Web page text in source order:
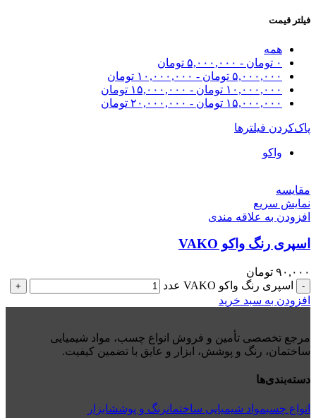
فیلتر قیمت
همه
۰ تومان - ۵,۰۰۰,۰۰۰ تومان
۵,۰۰۰,۰۰۰ تومان - ۱۰,۰۰۰,۰۰۰ تومان
۱۰,۰۰۰,۰۰۰ تومان - ۱۵,۰۰۰,۰۰۰ تومان
۱۵,۰۰۰,۰۰۰ تومان - ۲۰,۰۰۰,۰۰۰ تومان
پاک‌کردن فیلترها
واکو
مقايسه
نمایش سریع
افزودن به علاقه مندی
اسپری رنگ واکو VAKO
۹۰,۰۰۰ تومان
- اسپری رنگ واکو VAKO عدد +
افزودن به سبد خرید
مرجع تخصصی تأمین و فروش انواع چسب، مواد شیمیایی
ساختمان، رنگ و پوشش، ابزار و عایق با تضمین کیفیت.
دسته‌بندی‌ها
انواع چسبمواد شیمیایی ساختمانرنگ و پوششابزار